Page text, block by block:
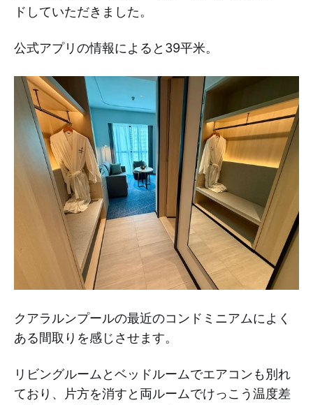
ドしていただきました。
公式アプリの情報によると39平米。
クアラルンプールの最近のコンドミニアムによく
ある間取りを感じさせます。
リビングルームとベッドルームでエアコンも別れ
ており、片方を消すと両ルームでけっこう温度差